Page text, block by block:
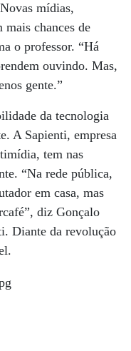
mídias,
mais chances de
o professor. “Há
ouvindo. Mas,
gente.”
da tecnologia
A Sapienti, empresa
tem nas
“Na rede pública,
em casa, mas
diz Gonçalo
Diante da revolução